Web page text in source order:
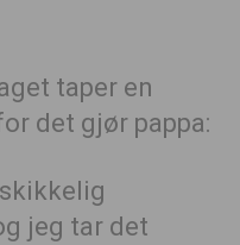
taper en
det gjør pappa:
jeg tar det